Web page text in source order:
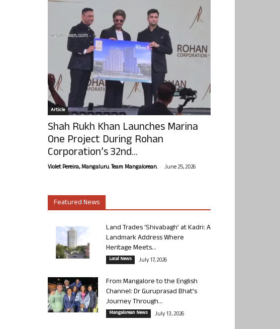
Article
Shah Rukh Khan Launches Marina
One Project During Rohan
Corporation’s 32nd...
Violet Pereira, Mangaluru. Team Mangalorean. - June 25, 2026
Featured News
Land Trades ‘Shivabagh’ at Kadri: A
Landmark Address Where
Heritage Meets...
Local News July 17, 2026
From Mangalore to the English
Channel: Dr Guruprasad Bhat’s
Journey Through...
Mangalorean News July 13, 2026